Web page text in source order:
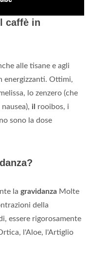
caffè in
alle tisane e agli
energizzanti. Ottimi,
lo zenzero (che
nausea), il rooibos, i
sono la dose
la gravidanza Molte
della
essere rigorosamente
l'Aloe, l'Artiglio